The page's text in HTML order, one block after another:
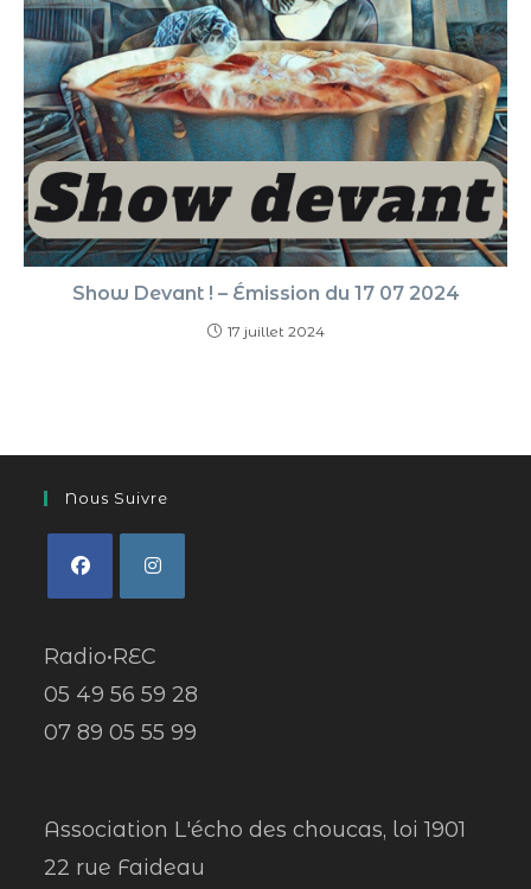
Show Devant ! – Émission du 17 07 2024
17 juillet 2024
Nous Suivre
Radio•REC
05 49 56 59 28
07 89 05 55 99
Association L'écho des choucas, loi 1901
22 rue Faideau